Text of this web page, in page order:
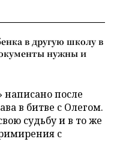
в другую школу в
нужны и
написано после
в битве с Олегом.
судьбу и в то же
с